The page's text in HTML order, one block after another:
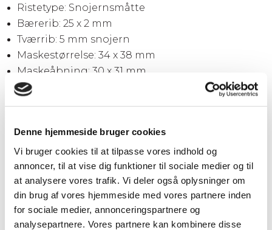
Denne hjemmeside bruger cookies
Vi bruger cookies til at tilpasse vores indhold og
annoncer, til at vise dig funktioner til sociale medier og til
at analysere vores trafik. Vi deler også oplysninger om
din brug af vores hjemmeside med vores partnere inden
for sociale medier, annonceringspartnere og
analysepartnere. Vores partnere kan kombinere disse
Ristetype: Snojernsmåtte
Bærerib: 25 x 2 mm
Tværrib: 5 mm snojern
Maskestørrelse: 34 x 38 mm
Maskeåbning: 30 x 31 mm
Kantjern: 25 x 2 mm
Vægt pr. stk.: 101,5 kg
Kategori: Tilbehør